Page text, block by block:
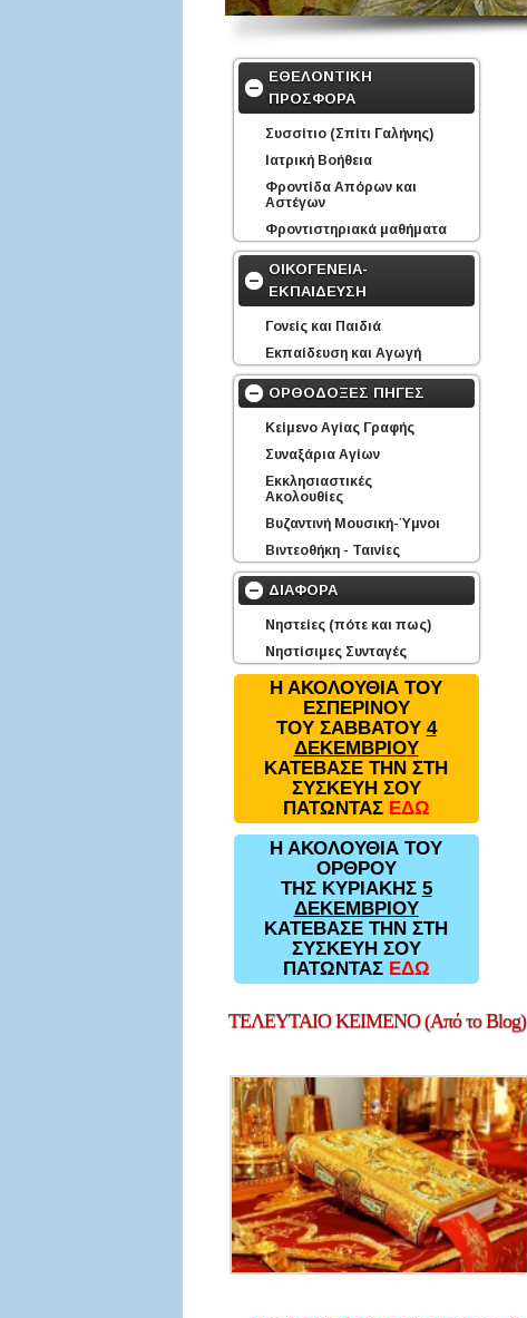
ΕΘΕΛΟΝΤΙΚΗ
ΠΡΟΣΦΟΡΑ
Συσσίτιο (Σπίτι Γαλήνης)
Ιατρική Βοήθεια
Φροντίδα Απόρων και
Αστέγων
Φροντιστηριακά μαθήματα
ΟΙΚΟΓΕΝΕΙΑ-
ΕΚΠΑΙΔΕΥΣΗ
Γονείς και Παιδιά
Εκπαίδευση και Αγωγή
ΟΡΘΟΔΟΞΕΣ ΠΗΓΕΣ
Κείμενο Αγίας Γραφής
Συναξάρια Αγίων
Εκκλησιαστικές
Ακολουθίες
Βυζαντινή Μουσική-Ύμνοι
Βιντεοθήκη - Ταινίες
ΔΙΑΦΟΡΑ
Νηστείες (πότε και πως)
Νηστίσιμες Συνταγές
Η ΑΚΟΛΟΥΘΙΑ ΤΟΥ
ΕΣΠΕΡΙΝΟΥ
ΤΟΥ ΣΑΒΒΑΤΟΥ 4
ΔΕΚΕΜΒΡΙΟΥ
ΚΑΤΕΒΑΣΕ ΤΗΝ ΣΤΗ
ΣΥΣΚΕΥΗ ΣΟΥ
ΠΑΤΩΝΤΑΣ ΕΔΩ
Η ΑΚΟΛΟΥΘΙΑ ΤΟΥ
ΟΡΘΡΟΥ
ΤΗΣ ΚΥΡΙΑΚΗΣ 5
ΔΕΚΕΜΒΡΙΟΥ
ΚΑΤΕΒΑΣΕ ΤΗΝ ΣΤΗ
ΣΥΣΚΕΥΗ ΣΟΥ
ΠΑΤΩΝΤΑΣ ΕΔΩ
ΤΕΛΕΥΤΑΙΟΚΕΙΜΕΝΟ (Από το Blog)